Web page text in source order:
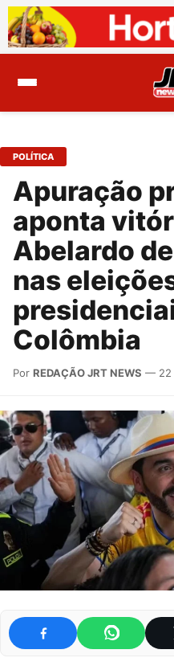
POLÍTICA
Apuração
aponta
Abelardo
nas
Colômbia
Por REDAÇÃO JRT NEWS — 22